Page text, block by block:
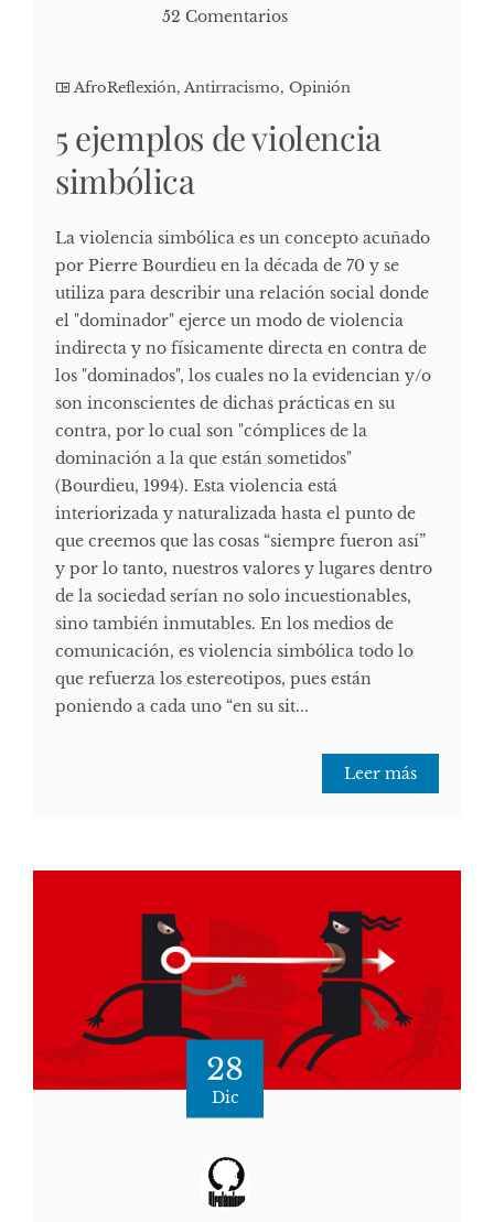
52 Comentarios
AfroReflexión, Antirracismo, Opinión
5 ejemplos de violencia
simbólica
La violencia simbólica es un concepto acuñado
por Pierre Bourdieu en la década de 70 y se
utiliza para describir una relación social donde
el "dominador" ejerce un modo de violencia
indirecta y no físicamente directa en contra de
los "dominados", los cuales no la evidencian y/o
son inconscientes de dichas prácticas en su
contra, por lo cual son "cómplices de la
dominación a la que están sometidos"
(Bourdieu, 1994). Esta violencia está
interiorizada y naturalizada hasta el punto de
que creemos que las cosas “siempre fueron así”
y por lo tanto, nuestros valores y lugares dentro
de la sociedad serían no solo incuestionables,
sino también inmutables. En los medios de
comunicación, es violencia simbólica todo lo
que refuerza los estereotipos, pues están
poniendo a cada uno “en su sit...
Leer más
28
Dic